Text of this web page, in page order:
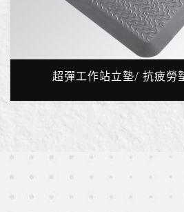
超彈工作站立墊/ 抗疲勞